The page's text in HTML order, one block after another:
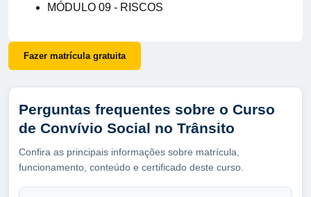
MÓDULO 09 - RISCOS
Fazer matrícula gratuita
Perguntas frequentes sobre o Curso
de Convívio Social no Trânsito
Confira as principais informações sobre matrícula,
funcionamento, conteúdo e certificado deste curso.